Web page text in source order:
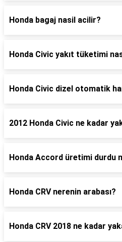
Honda bagaj nasil acilir?
Honda Civic yakıt tüketimi
Honda Civic dizel otomatik
2012 Honda Civic ne kadar
Honda Accord üretimi durdu
Honda CRV nerenin arabası?
Honda CRV 2018 ne kadar